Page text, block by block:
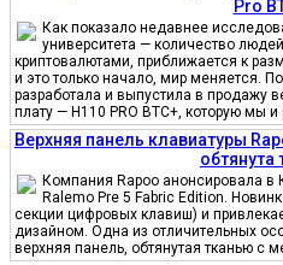
Pro
Как показало недавнее
университета — количество
криптовалютами, приближается к
и это только начало, мир меняется.
разработала и выпустила в продажу
плату — H110 PRO BTC+, которую мы
Верхняя панель клавиатуры
обтянута
Компания Rapoo анонсировала в
Ralemo Pre 5 Fabric Edition.
секции цифровых клавиш) и
дизайном. Одна из отличительных
верхняя панель, обтянутая тканью с